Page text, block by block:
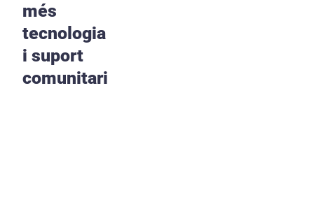
més
tecnologia
i suport
comunitari